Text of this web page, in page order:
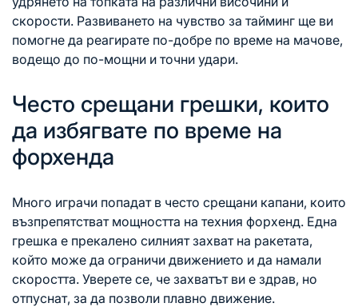
скорости. Развиването на чувство за тайминг ще ви
помогне да реагирате по-добре по време на мачове,
водещо до по-мощни и точни удари.
Често срещани грешки, които
да избягвате по време на
форхенда
Много играчи попадат в често срещани капани, които
възпрепятстват мощността на техния форхенд. Една
грешка е прекалено силният захват на ракетата,
който може да ограничи движението и да намали
скоростта. Уверете се, че захватът ви е здрав, но
отпуснат, за да позволи плавно движение.